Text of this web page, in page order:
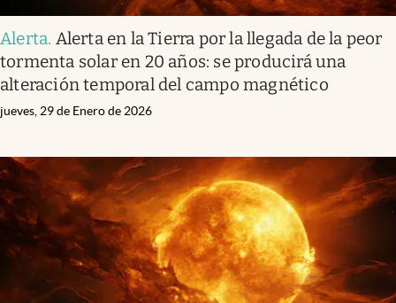
Alerta. Alerta en la Tierra por la llegada de la peor
tormenta solar en 20 años: se producirá una
alteración temporal del campo magnético
jueves, 29 de Enero de 2026